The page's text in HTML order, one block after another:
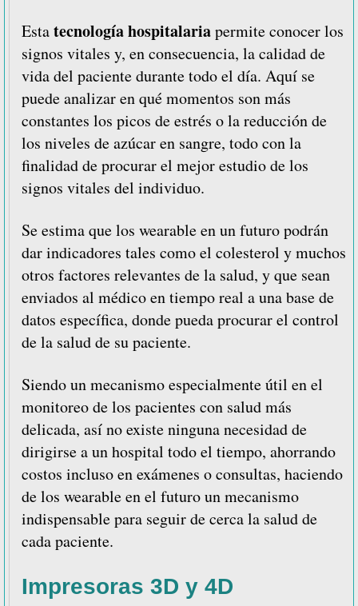
Estatecnología hospitalariapermite conocer los
signos vitales y, en consecuencia, la calidad de
vida del paciente durante todo el día. Aquí se
puede analizar en qué momentos son más
constantes los picos de estrés o la reducción de
los niveles de azúcar en sangre, todo con la
finalidad de procurar el mejor estudio de los
signos vitales del individuo.
Se estima que los wearable en un futuro podrán
dar indicadores tales como el colesterol y muchos
otros factores relevantes de la salud, y que sean
enviados al médico en tiempo real a una base de
datos específica, donde pueda procurar el control
de la salud de su paciente.
Siendo un mecanismo especialmente útil en el
monitoreo de los pacientes con salud más
delicada, así no existe ninguna necesidad de
dirigirse a un hospital todo el tiempo, ahorrando
costos incluso en exámenes o consultas, haciendo
de los wearable en el futuro un mecanismo
indispensable para seguir de cerca la salud de
cada paciente.
Impresoras 3D y 4D